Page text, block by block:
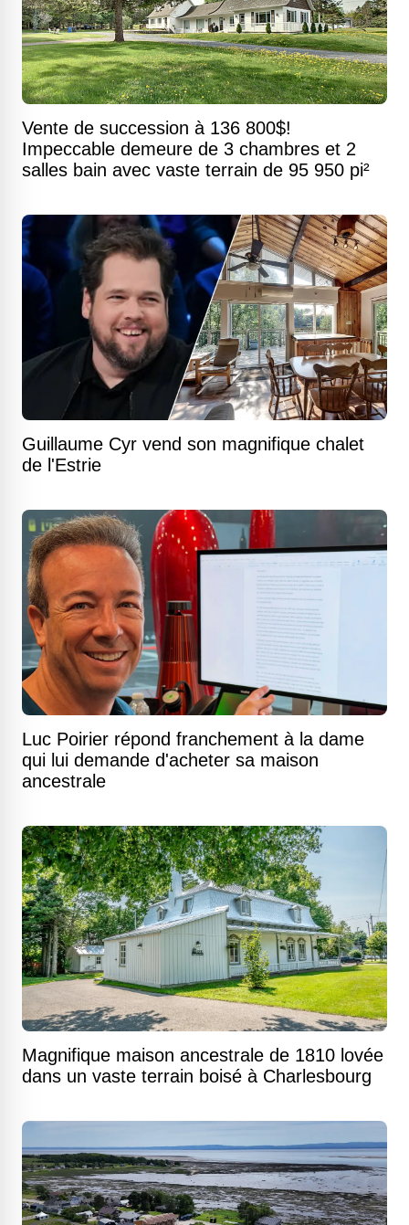
Vente de succession à 136 800$!
Impeccable demeure de 3 chambres et 2
salles bain avec vaste terrain de 95 950 pi²
Guillaume Cyr vend son magnifique chalet
de l'Estrie
Luc Poirier répond franchement à la dame
qui lui demande d'acheter sa maison
ancestrale
Magnifique maison ancestrale de 1810 lovée
dans un vaste terrain boisé à Charlesbourg